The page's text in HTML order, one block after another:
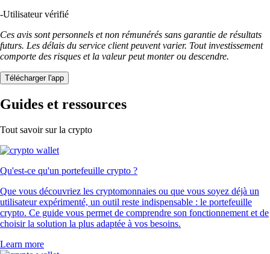
-Utilisateur vérifié
Ces avis sont personnels et non rémunérés sans garantie de résultats
futurs. Les délais du service client peuvent varier. Tout investissement
comporte des risques et la valeur peut monter ou descendre.
Télécharger l'app
Guides et ressources
Tout savoir sur la crypto
Qu'est-ce qu'un portefeuille crypto ?
Que vous découvriez les cryptomonnaies ou que vous soyez déjà un
utilisateur expérimenté, un outil reste indispensable : le portefeuille
crypto. Ce guide vous permet de comprendre son fonctionnement et de
choisir la solution la plus adaptée à vos besoins.
Learn more